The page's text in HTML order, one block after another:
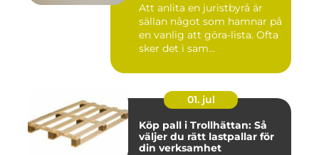
Att anlita en juristbyrå är
sällan något som hamnar på
en vanlig att göra-lista. Ofta
sker det i sam...
01. jul
Köp pall i Trollhättan: Så
väljer du rätt lastpallar för
din verksamhet